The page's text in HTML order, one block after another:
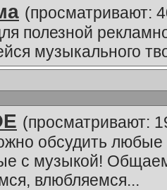
(просматривают:
полезной
музыкального
(просматривают:
обсудить
с музыкой!
влюбляемся...